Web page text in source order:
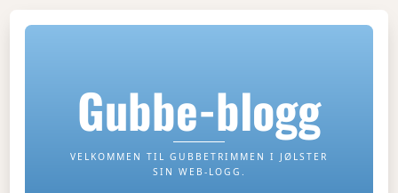
Gubbe-blogg
VELKOMMEN TIL GUBBETRIMMEN I JØLSTER
SIN WEB-LOGG.